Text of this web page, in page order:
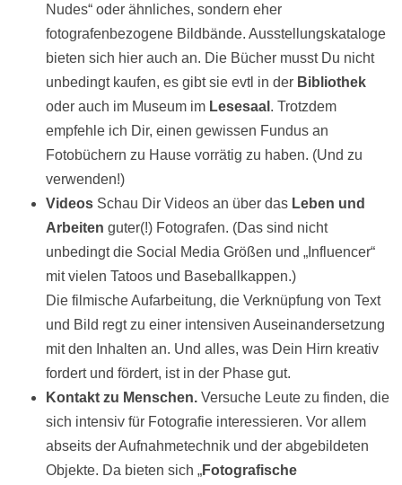
Nudes“ oder ähnliches, sondern eher
fotografenbezogene Bildbände. Ausstellungskataloge
bieten sich hier auch an. Die Bücher musst Du nicht
unbedingt kaufen, es gibt sie evtl in der Bibliothek
oder auch im Museum im Lesesaal . Trotzdem
empfehle ich Dir, einen gewissen Fundus an
Fotobüchern zu Hause vorrätig zu haben. (Und zu
verwenden!)
Videos Schau Dir Videos an über das Leben und
Arbeiten guter(!) Fotografen. (Das sind nicht
unbedingt die Social Media Größen und „Influencer“
mit vielen Tatoos und Baseballkappen.)
Die filmische Aufarbeitung, die Verknüpfung von Text
und Bild regt zu einer intensiven Auseinandersetzung
mit den Inhalten an. Und alles, was Dein Hirn kreativ
fordert und fördert, ist in der Phase gut.
Kontakt zu Menschen.Versuche Leute zu finden, die
sich intensiv für Fotografie interessieren. Vor allem
abseits der Aufnahmetechnik und der abgebildeten
Objekte. Da bieten sich „Fotografische